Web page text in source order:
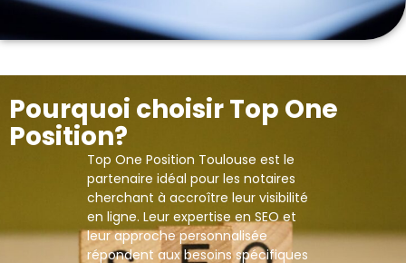
Pourquoi choisir Top One
Position?
Top One Position Toulouse est le
partenaire idéal pour les notaires
cherchant à accroître leur visibilité
en ligne. Leur expertise en SEO et
leur approche personnalisée
répondent aux besoins spécifiques